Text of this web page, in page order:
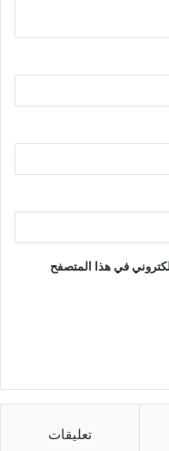
في هذا المتصفح
تعليقات